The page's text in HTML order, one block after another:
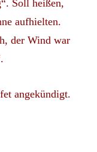
Soll heißen,
aufhielten.
der Wind war
angekündigt.